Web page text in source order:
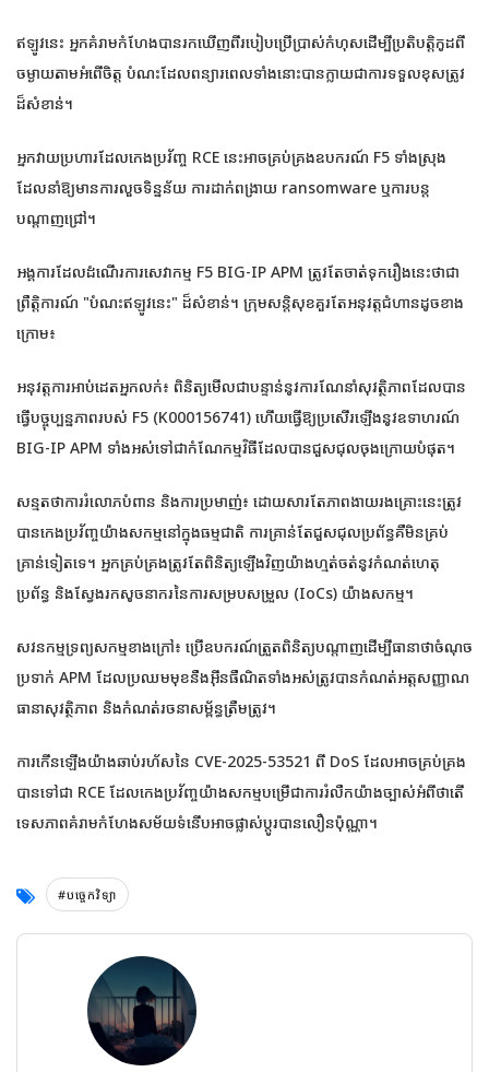
ឥឡូវនេះ អ្នកគំរាមកំហែងបានរកឃើញពីរបៀបប្រើប្រាស់កំហុសដើម្បីប្រតិបត្តិកូដពី
ចម្ងាយតាមអំពើចិត្ត បំណះដែលពន្យារពេលទាំងនោះបានក្លាយជាការទទួលខុសត្រូវ
ដ៏សំខាន់។
អ្នកវាយប្រហារដែលកេងប្រវ័ញ្ច RCE នេះអាចគ្រប់គ្រងឧបករណ៍ F5 ទាំងស្រុង
ដែលនាំឱ្យមានការលួចទិន្នន័យ ការដាក់ពង្រាយ ransomware ឬការបន្ត
បណ្តាញជ្រៅ។
អង្គការដែលដំណើរការសេវាកម្ម F5 BIG-IP APM ត្រូវតែចាត់ទុករឿងនេះថាជា
ព្រឹត្តិការណ៍ "បំណះឥឡូវនេះ" ដ៏សំខាន់។ ក្រុមសន្តិសុខគួរតែអនុវត្តជំហានដូចខាង
ក្រោម៖
អនុវត្តការអាប់ដេតអ្នកលក់៖ ពិនិត្យមើលជាបន្ទាន់នូវការណែនាំសុវត្ថិភាពដែលបាន
ធ្វើបច្ចុប្បន្នភាពរបស់ F5 (K000156741) ហើយធ្វើឱ្យប្រសើរឡើងនូវឧទាហរណ៍
BIG-IP APM ទាំងអស់ទៅជាកំណែកម្មវិធីដែលបានជួសជុលចុងក្រោយបំផុត។
សន្មតថាការរំលោភបំពាន និងការប្រមាញ់៖ ដោយសារតែភាពងាយរងគ្រោះនេះត្រូវ
បានកេងប្រវ័ញ្ចយ៉ាងសកម្មនៅក្នុងធម្មជាតិ ការគ្រាន់តែជួសជុលប្រព័ន្ធគឺមិនគ្រប់
គ្រាន់ទៀតទេ។ អ្នកគ្រប់គ្រងត្រូវតែពិនិត្យឡើងវិញយ៉ាងហ្មត់ចត់នូវកំណត់ហេតុ
ប្រព័ន្ធ និងស្វែងរកសូចនាករនៃការសម្របសម្រួល (IoCs) យ៉ាងសកម្ម។
សវនកម្មទ្រព្យសកម្មខាងក្រៅ៖ ប្រើឧបករណ៍ត្រួតពិនិត្យបណ្តាញដើម្បីធានាថាចំណុច
ប្រទាក់ APM ដែលប្រឈមមុខនឹងអ៊ីនធឺណិតទាំងអស់ត្រូវបានកំណត់អត្តសញ្ញាណ
ធានាសុវត្ថិភាព និងកំណត់រចនាសម្ព័ន្ធត្រឹមត្រូវ។
ការកើនឡើងយ៉ាងឆាប់រហ័សនៃ CVE-2025-53521 ពី DoS ដែលអាចគ្រប់គ្រង
បានទៅជា RCE ដែលកេងប្រវ័ញ្ចយ៉ាងសកម្មបម្រើជាការរំលឹកយ៉ាងច្បាស់អំពីថាតើ
ទេសភាពគំរាមកំហែងសម័យទំនើបអាចផ្លាស់ប្តូរបានលឿនប៉ុណ្ណា។
#បច្ចេកវិទ្យា